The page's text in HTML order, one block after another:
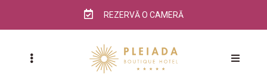
REZERVĂ O CAMERĂ